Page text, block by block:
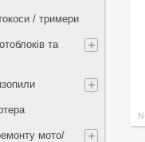
/ тримери
та
мото/